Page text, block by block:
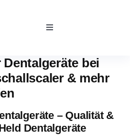
Toggle
Team
bei
& mehr
– Qualität &
Dentalgeräte